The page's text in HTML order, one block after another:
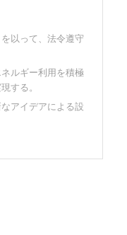
以って、法令遵守
ルギー利用を積極
する。
アイデアによる設